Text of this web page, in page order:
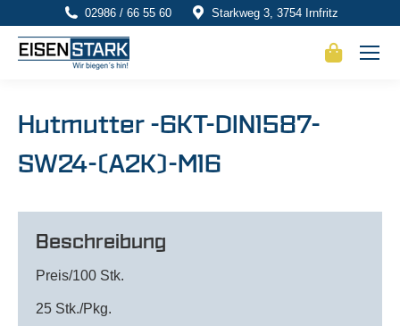
02986 / 66 55 60 Starkweg 3, 3754 Irnfritz
Hutmutter -6KT-DIN1587-
SW24-(A2K)-M16
Beschreibung
Preis/100 Stk.
25 Stk./Pkg.